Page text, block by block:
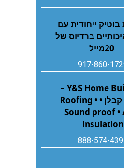
‬20‭ ‬מייל
917-860-
Y&S Home Builders –
חברת קבלן • Roofing •
Sound proof •
insulation
888-574-